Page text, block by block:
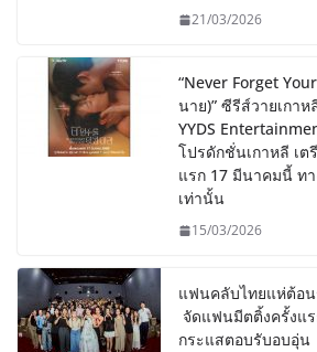
21/03/2026
“Never Forget
นาย)” ซีรีส์วายเกา
YYDS
โปรดักชั่นเกาหลี เต
แรก 17 มีนาคมนี้ ทา
เท่านั้น
15/03/2026
แฟนคลับไทยแห่ต้อน
จัดแฟนมีตติ้งครั้งแ
กระแสตอบรับอบอุ่น